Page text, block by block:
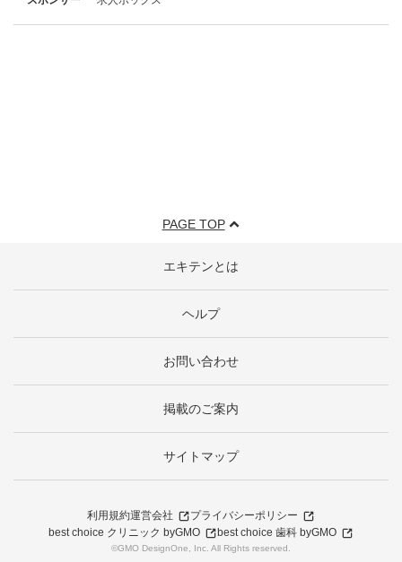
PAGE TOP
エキテンとは
ヘルプ
お問い合わせ
掲載のご案内
サイトマップ
利用規約運営会社
プライバシーポリシー
best choice クリニック byGMO
best choice 歯科 byGMO
©GMO DesignOne, Inc. All Rights reserved.